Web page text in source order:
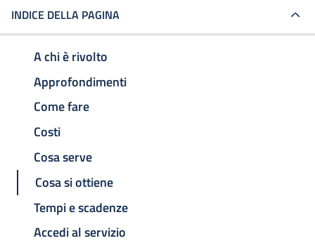
INDICE DELLA PAGINA
A chi è rivolto
Approfondimenti
Come fare
Costi
Cosa serve
Cosa si ottiene
Tempi e scadenze
Accedi al servizio